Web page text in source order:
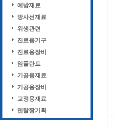
예방재료
방사선재료
위생관련
진료용기구
진료용장비
임플란트
기공용재료
기공용장비
교정용재료
덴탈짱기획